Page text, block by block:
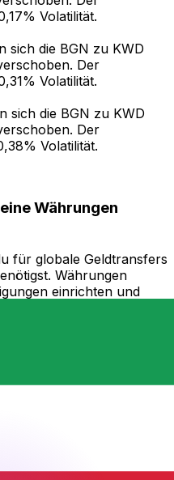
Volatilität.
sich die BGN zu KWD
Der
Volatilität.
sich die BGN zu KWD
Der
Volatilität.
Währungen
für globale Geldtransfers
Währungen
einrichten und
versteckte